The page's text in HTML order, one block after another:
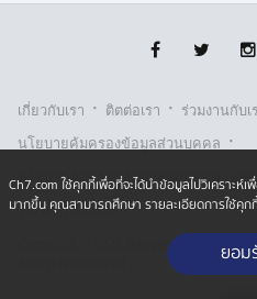
เกี่ยวกับเรา · ติตต่อเรา · ร่วมงานกับเ
นโยบายคุ้มครองข้อมูลส่วนบุคคล ·
นโยบายคุ้มครองข้อมูลส่วนบุคคล (ออน
รับเรื่องร้องเรียน
Copyright © 2026 Bangkok Broadcasting
Ch7.com ใช้คุกกี้เพื่อที่จะได้นำข้อมูลไปวิเคราะห์
มากขึ้น คุณสามารถศึกษา รายละเอียดการใช้คุก
ยอม